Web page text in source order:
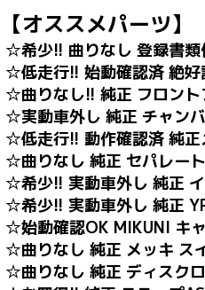
【オススメパーツ】
☆希少!! 曲りなし 登録書類
☆低走行!! 始動確認済 絶
☆曲りなし!! 純正 フロント
☆実動車外し 純正 チャン
☆低走行!! 動作確認済 純
☆曲りなし 純正 セパレー
☆希少!! 実動車外し 純正
☆希少!! 実動車外し 純正
☆始動確認OK MIKUNI キ
☆曲りなし 純正 メッキ ス
☆曲りなし 純正 ディスク